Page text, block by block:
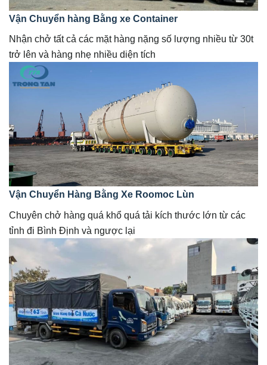
Vận Chuyển hàng Bằng xe Container
Nhận chở tất cả các mặt hàng nặng số lượng nhiều từ 30t
trở lên và hàng nhẹ nhiều diện tích
Vận Chuyển Hàng Bằng Xe Roomoc Lùn
Chuyên chở hàng quá khổ quá tải kích thước lớn từ các
tỉnh đi Bình Định và ngược lại